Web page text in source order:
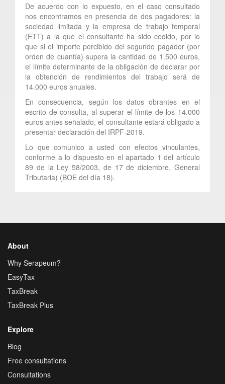
De acuerdo con lo expuesto, en el caso consultado
nos encontramos en presencia de dos pagadores: la
sociedad limitada y la empresa de trabajo temporal
(ETT) a la que el consultante ha sido cedido, por lo
que si el importe percibido del segundo pagador (por
orden de cuantía) supera la cantidad de 1.500 euros,
el límite determinante de la obligación de declarar por
la obtención de rendimientos del trabajo será de
14.000 euros anuales.
En consecuencia, según los datos obrantes en el
escrito de consulta, al superar el límite de los 14.000
euros antes señalado, el consultante estará obligado a
presentar declaración del IRPF-2019.
Lo que comunico a usted con efectos vinculantes,
conforme a lo dispuesto en el apartado 1 del artículo
89 de la Ley 58/2003, de 17 de diciembre, General
Tributaria) (BOE del día 18).
About
Why Serapeum?
EasyTax
TaxBreak
TaxBreak Plus
Explore
Blog
Free consultations
Consultations